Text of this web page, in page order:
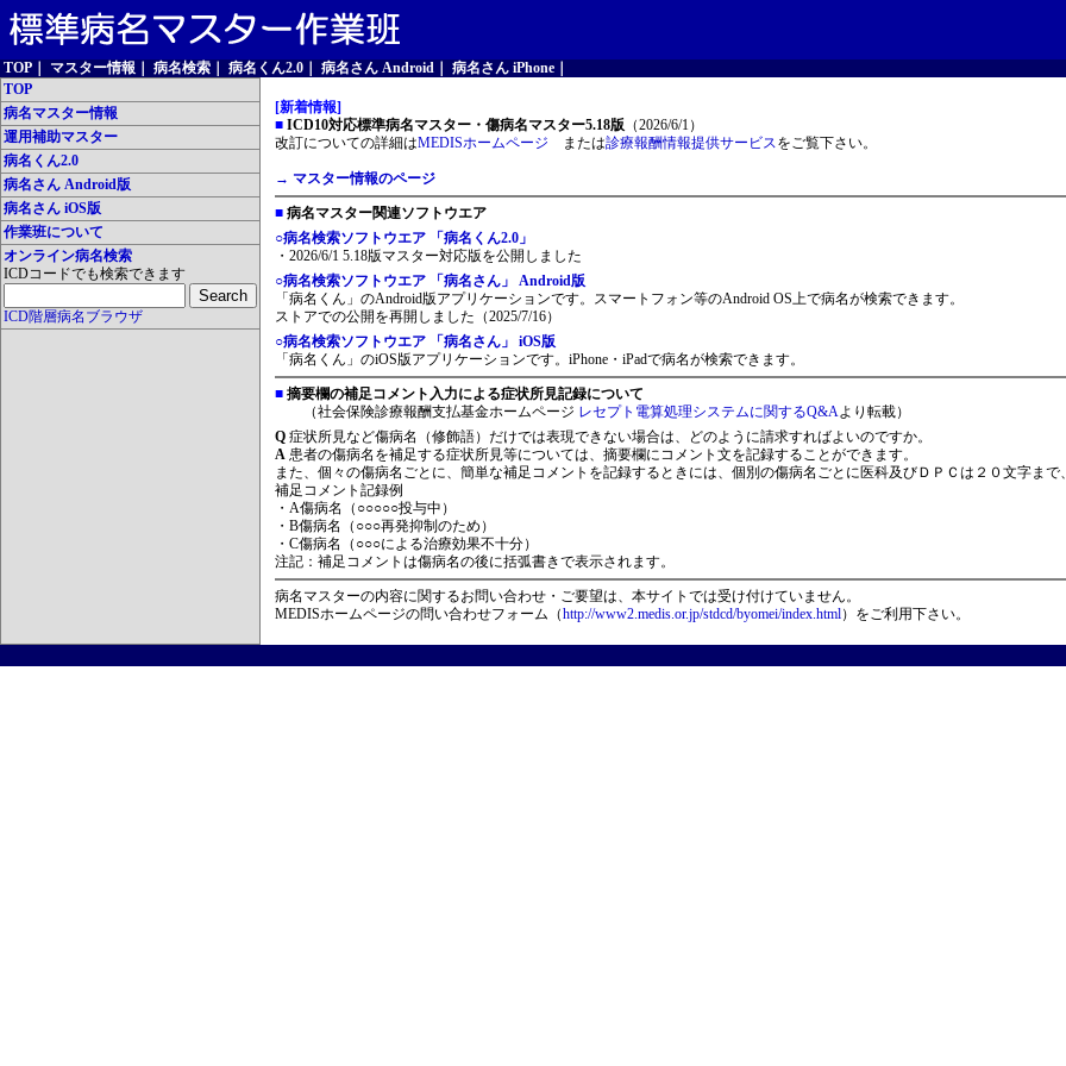
TOP マスター情報 病名検索 病名くん2.0 病名さん Android 病名さん iPhone
TOP
病名マスター情報
運用補助マスター
病名くん2.0
病名さん Android版
病名さん iOS版
作業班について
オンライン病名検索
ICDコードでも検索できます
ICD階層病名ブラウザ
[新着情報]
■ ICD10対応標準病名マスター・傷病名マスター5.18版 （2026/6/1）
改訂についての詳細はMEDISホームページ または診療報酬情報提供サービスをご覧下さい。
→ マスター情報のページ
■ 病名マスター関連ソフトウエア
○病名検索ソフトウエア 「病名くん2.0」
・2026/6/1 5.18版マスター対応版を公開しました
○病名検索ソフトウエア 「病名さん」 Android版
「病名くん」のAndroid版アプリケーションです。スマートフォン等のAndroid OS上で病名が検索できます。
ストアでの公開を再開しました（2025/7/16）
○病名検索ソフトウエア 「病名さん」 iOS版
「病名くん」のiOS版アプリケーションです。iPhone・iPadで病名が検索できます。
■ 摘要欄の補足コメント入力による症状所見記録について
（社会保険診療報酬支払基金ホームページ レセプト電算処理システムに関するQ&Aより転載）
Q 症状所見など傷病名（修飾語）だけでは表現できない場合は、どのように請求すればよいのですか。
A 患者の傷病名を補足する症状所見等については、摘要欄にコメント文を記録することができます。
また、個々の傷病名ごとに、簡単な補足コメントを記録するときには、個別の傷病名ごとに医科及びＤＰＣは２０文字まで
補足コメント記録例
・A傷病名（○○○○○投与中）
・B傷病名（○○○再発抑制のため）
・C傷病名（○○○による治療効果不十分）
注記：補足コメントは傷病名の後に括弧書きで表示されます。
病名マスターの内容に関するお問い合わせ・ご要望は、本サイトでは受け付けていません。
MEDISホームページの問い合わせフォーム（http://www2.medis.or.jp/stdcd/byomei/index.html）をご利用下さい。